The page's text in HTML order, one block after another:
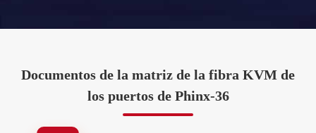
Documentos de la matriz de la fibra KVM de
los puertos de Phinx-36